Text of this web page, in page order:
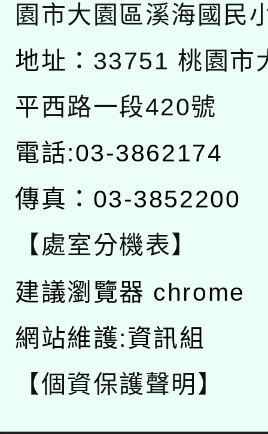
園市大園區溪海國民
地址： 33751 桃園市
平西路一段420號
電話:03-3862174
傳真：03-3852200
【處室分機表】
建議瀏覽器 chrome
網站維護:資訊組
【個資保護聲明】